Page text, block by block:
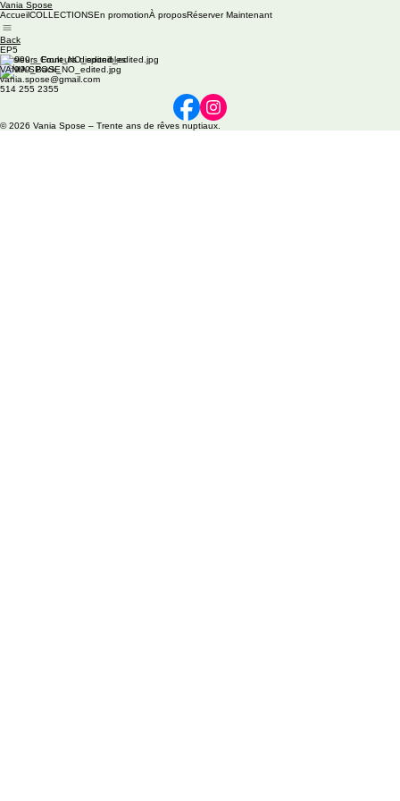
Vania Spose
AccueilCOLLECTIONSEn promotionÀ proposRéserver Maintenant
Back
EP5
Plusieurs Couleurs disponibles
VANIA SPOSE
vania.spose@gmail.com
514 255 2355
© 2026 Vania Spose – Trente ans de rêves nuptiaux.